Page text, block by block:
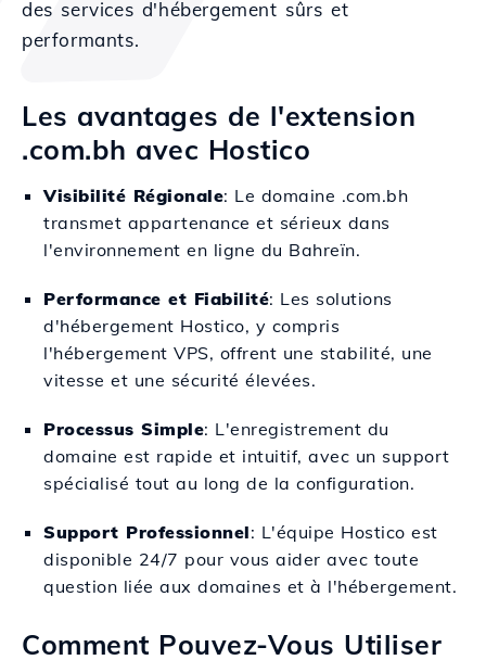
des services d'hébergement sûrs et
performants.
Les avantages de l'extension
.com.bh avec Hostico
Visibilité Régionale: Le domaine .com.bh
transmet appartenance et sérieux dans
l'environnement en ligne du Bahreïn.
Performance et Fiabilité: Les solutions
d'hébergement Hostico, y compris
l'hébergement VPS, offrent une stabilité, une
vitesse et une sécurité élevées.
Processus Simple: L'enregistrement du
domaine est rapide et intuitif, avec un support
spécialisé tout au long de la configuration.
Support Professionnel: L'équipe Hostico est
disponible 24/7 pour vous aider avec toute
question liée aux domaines et à l'hébergement.
Comment Pouvez-Vous Utiliser